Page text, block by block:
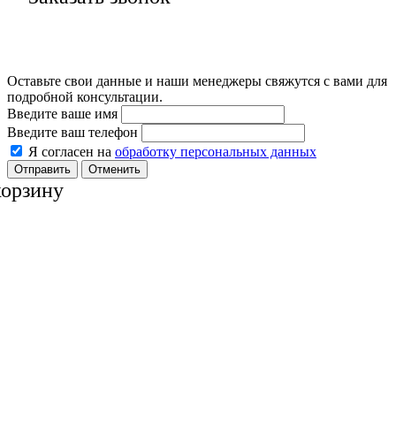
Оставьте свои данные и наши менеджеры свяжутся с вами для
подробной консультации.
Введите ваше имя
Введите ваш телефон
Я согласен на обработку персональных данных
Отменить